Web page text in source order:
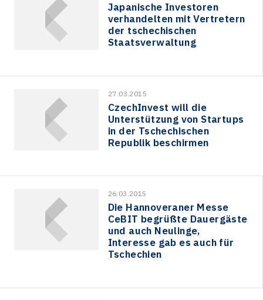
Japanische Investoren
verhandelten mit Vertretern
der tschechischen
Staatsverwaltung
27.03.2015
CzechInvest will die
Unterstützung von Startups
in der Tschechischen
Republik beschirmen
26.03.2015
Die Hannoveraner Messe
CeBIT begrüßte Dauergäste
und auch Neulinge,
Interesse gab es auch für
Tschechien